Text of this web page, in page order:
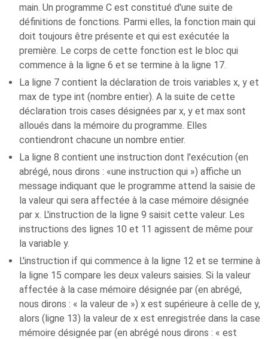
main. Un programme C est constitué d'une suite de
définitions de fonctions. Parmi elles, la fonction main qui
doit toujours être présente et qui est exécutée la
première. Le corps de cette fonction est le bloc qui
commence à la ligne 6 et se termine à la ligne 17.
La ligne 7 contient la déclaration de trois variables x, y et
max de type int (nombre entier). A la suite de cette
déclaration trois cases désignées par x, y et max sont
alloués dans la mémoire du programme. Elles
contiendront chacune un nombre entier.
La ligne 8 contient une instruction dont l'exécution (en
abrégé, nous dirons : «une instruction qui ») affiche un
message indiquant que le programme attend la saisie de
la valeur qui sera affectée à la case mémoire désignée
par x. L'instruction de la ligne 9 saisit cette valeur. Les
instructions des lignes 10 et 11 agissent de même pour
la variable y.
L'instruction if qui commence à la ligne 12 et se termine à
la ligne 15 compare les deux valeurs saisies. Si la valeur
affectée à la case mémoire désignée par (en abrégé,
nous dirons : « la valeur de ») x est supérieure à celle de y,
alors (ligne 13) la valeur de x est enregistrée dans la case
mémoire désignée par (en abrégé nous dirons : « est